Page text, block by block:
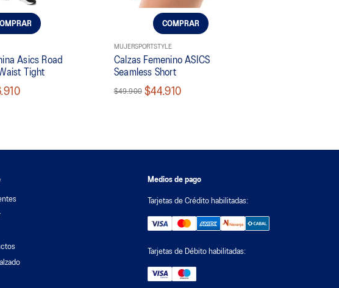
Asics Road
Tight
COMPRAR
MUJERSPORTSTYLE
Calzas Femenino ASICS
Seamless Short
$49.900 $44.910
Medios de pago
Tarjetas de Crédito habilitadas:
Tarjetas de Débito habilitadas: